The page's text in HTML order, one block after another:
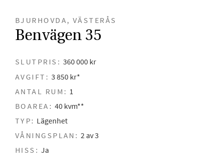
BJURHOVDA, VÄSTERÅS
Benvägen 35
SLUTPRIS: 360 000 kr
AVGIFT: 3 850 kr*
ANTAL RUM: 1
BOAREA: 40 kvm**
TYP: Lägenhet
VÅNINGSPLAN: 2 av 3
HISS: Ja